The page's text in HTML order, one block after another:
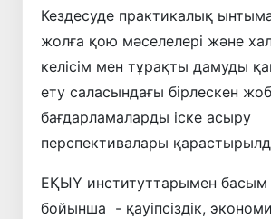
Кездесуде практикалық
жолға қою мәселелері және
келісім мен тұрақты дамуды
ету саласындағы бірлескен
бағдарламаларды іске асыру
перспективалары
ЕҚЫҰ институттарымен басым
бойынша - қауіпсіздік,